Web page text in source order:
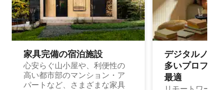
家具完備の宿⁠泊⁠施⁠設
心安らぐ山小屋や、利便性の
高い都市部のマンション・ア
パートなど、さまざまな家具
デジタルノ
多⁠いプ⁠ロ⁠フ⁠
最⁠適